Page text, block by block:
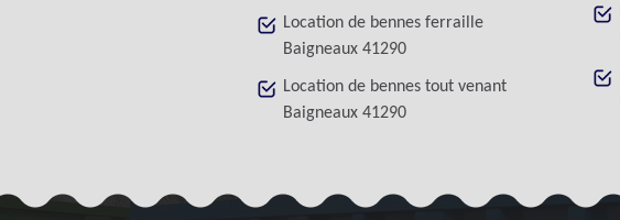
Location de bennes ferraille
Baigneaux 41290
Location de bennes tout venant
Baigneaux 41290